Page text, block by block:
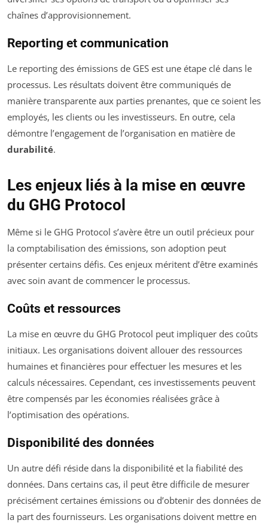
chaînes d’approvisionnement.
Reporting et communication
Le reporting des émissions de GES est une étape clé dans le
processus. Les résultats doivent être communiqués de
manière transparente aux parties prenantes, que ce soient les
employés, les clients ou les investisseurs. En outre, cela
démontre l’engagement de l’organisation en matière de
durabilité.
Les enjeux liés à la mise en œuvre
du GHG Protocol
Même si le GHG Protocol s’avère être un outil précieux pour
la comptabilisation des émissions, son adoption peut
présenter certains défis. Ces enjeux méritent d’être examinés
avec soin avant de commencer le processus.
Coûts et ressources
La mise en œuvre du GHG Protocol peut impliquer des coûts
initiaux. Les organisations doivent allouer des ressources
humaines et financières pour effectuer les mesures et les
calculs nécessaires. Cependant, ces investissements peuvent
être compensés par les économies réalisées grâce à
l’optimisation des opérations.
Disponibilité des données
Un autre défi réside dans la disponibilité et la fiabilité des
données. Dans certains cas, il peut être difficile de mesurer
précisément certaines émissions ou d’obtenir des données de
la part des fournisseurs. Les organisations doivent mettre en